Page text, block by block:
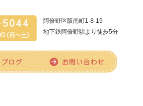
阿倍野区阪南町1-8-19
地下鉄阿倍野駅より徒歩5分